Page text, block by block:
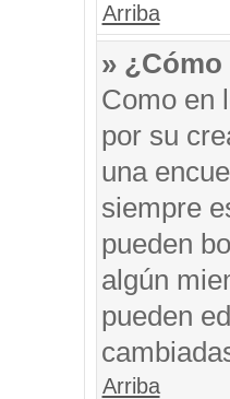
Arriba
»
Como en
por su
una
siempre
pueden
algún
pueden
Arriba